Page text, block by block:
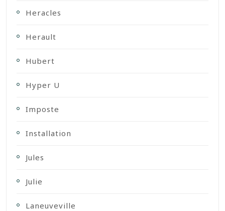
Heracles
Herault
Hubert
Hyper U
Imposte
Installation
Jules
Julie
Laneuveville